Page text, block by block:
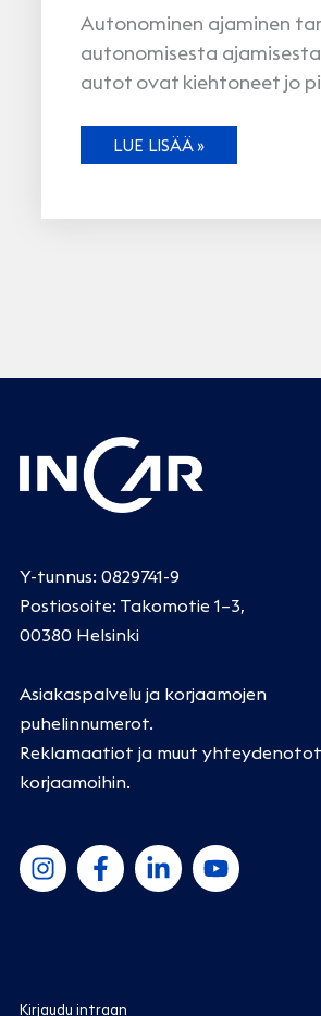
Autonominen ajaminen
autonomisesta
autot ovat kiehtoneet jo
KOHTI
ITSEAJAVIA
AUTONOMINEN
LUE LISÄÄ »
Y-tunnus: 0829741-9
Postiosoite: Takomotie 1–3,
00380 Helsinki
Asiakaspalvelu ja korjaamojen
puhelinnumerot.
Reklamaatiot ja muut yhteydenotot
korjaamoihin.
Kirjaudu intraan